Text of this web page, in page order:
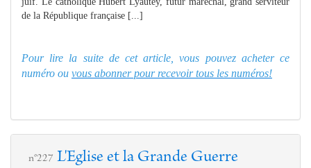
de la République française [...]
Pour lire la suite de cet article, vous pouvez acheter ce
numéro ou vous abonner pour recevoir tous les numéros!
n°227 L'Eglise et la Grande Guerre